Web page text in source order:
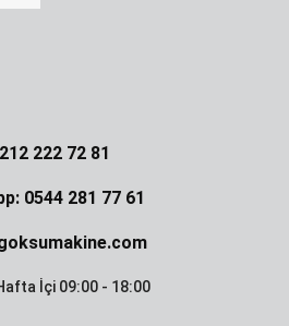
222 72 81
0544 281 77 61
İçi 09:00 - 18:00